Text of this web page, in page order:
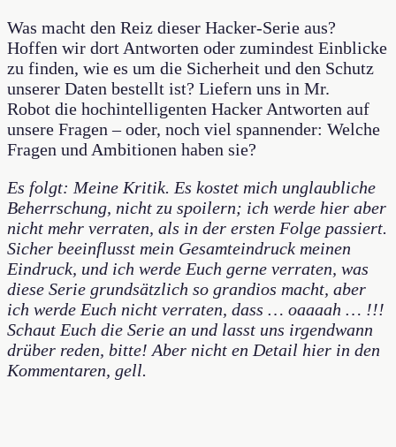
Was macht den Reiz dieser Hacker-Serie aus?
Hoffen wir dort Antworten oder zumindest Einblicke
zu finden, wie es um die Sicherheit und den Schutz
unserer Daten bestellt ist? Liefern uns in Mr.
Robot die hochintelligenten Hacker Antworten auf
unsere Fragen – oder, noch viel spannender: Welche
Fragen und Ambitionen haben sie?
Es folgt: Meine Kritik. Es kostet mich unglaubliche
Beherrschung, nicht zu spoilern; ich werde hier aber
nicht mehr verraten, als in der ersten Folge passiert.
Sicher beeinflusst mein Gesamteindruck meinen
Eindruck, und ich werde Euch gerne verraten, was
diese Serie grundsätzlich so grandios macht, aber
ich werde Euch nicht verraten, dass … oaaaah … !!!
Schaut Euch die Serie an und lasst uns irgendwann
drüber reden, bitte! Aber nicht en Detail hier in den
Kommentaren, gell.